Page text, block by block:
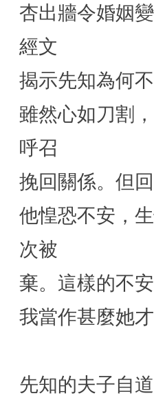
杏出牆令婚姻
經文
揭示先知為何
雖然心如刀割
呼召
挽回關係。但
他惶恐不安，
次被
棄。這樣的不
我當作甚麼她
先知的夫子自